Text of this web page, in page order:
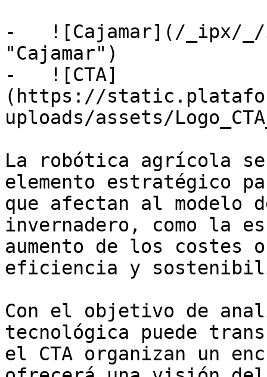
-   ![Cajamar](/_ipx/_/
"Cajamar")
-   ![CTA]
(https://
uploads/assets/
La robótica agrícola
elemento estratégico
que afectan al modelo
invernadero, como la
aumento de los costes
eficiencia y
Con el objetivo de
tecnológica puede
el CTA organizan un